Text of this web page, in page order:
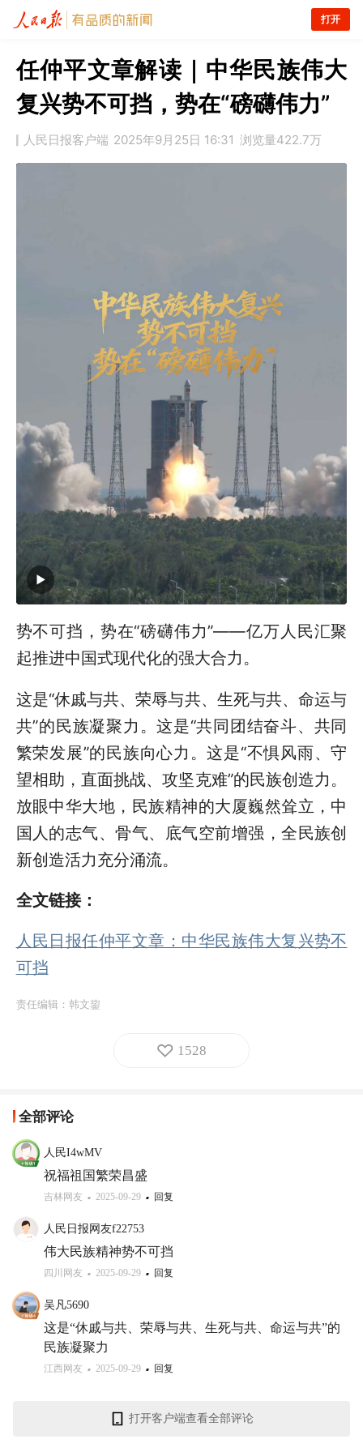
打开
任仲平文章解读｜中华民族伟大
复兴势不可挡，势在“磅礴伟力”
人民日报客户端 2025年9月25日 16:31 浏览量422.7万
势不可挡，势在“磅礴伟力”——亿万人民汇聚
起推进中国式现代化的强大合力。
这是“休戚与共、荣辱与共、生死与共、命运与
共”的民族凝聚力。这是“共同团结奋斗、共同
繁荣发展”的民族向心力。这是“不惧风雨、守
望相助，直面挑战、攻坚克难”的民族创造力。
放眼中华大地，民族精神的大厦巍然耸立，中
国人的志气、骨气、底气空前增强，全民族创
新创造活力充分涌流。
全文链接：
人民日报任仲平文章：中华民族伟大复兴势不
可挡
责任编辑： 韩文鋆
1528
全部评论
人民I4wMV
祝福祖国繁荣昌盛
吉林网友 2025-09-29 回复
人民日报网友f22753
伟大民族精神势不可挡
四川网友 2025-09-29 回复
吴凡5690
这是“休戚与共、荣辱与共、生死与共、命运与共”的
民族凝聚力
江西网友 2025-09-29 回复
打开客户端查看全部评论